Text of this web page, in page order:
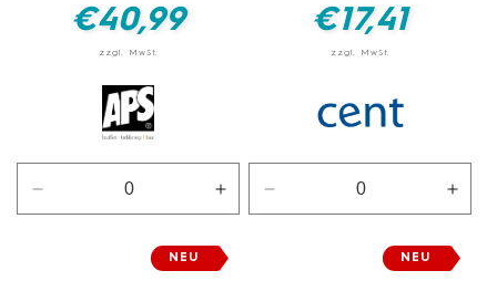
Normaler
Preis
€40,99
Verringere
die
Erhöhe
die
Menge
für
Normaler
Preis
€17,41
Verringere
die
die
für
NEU NEU